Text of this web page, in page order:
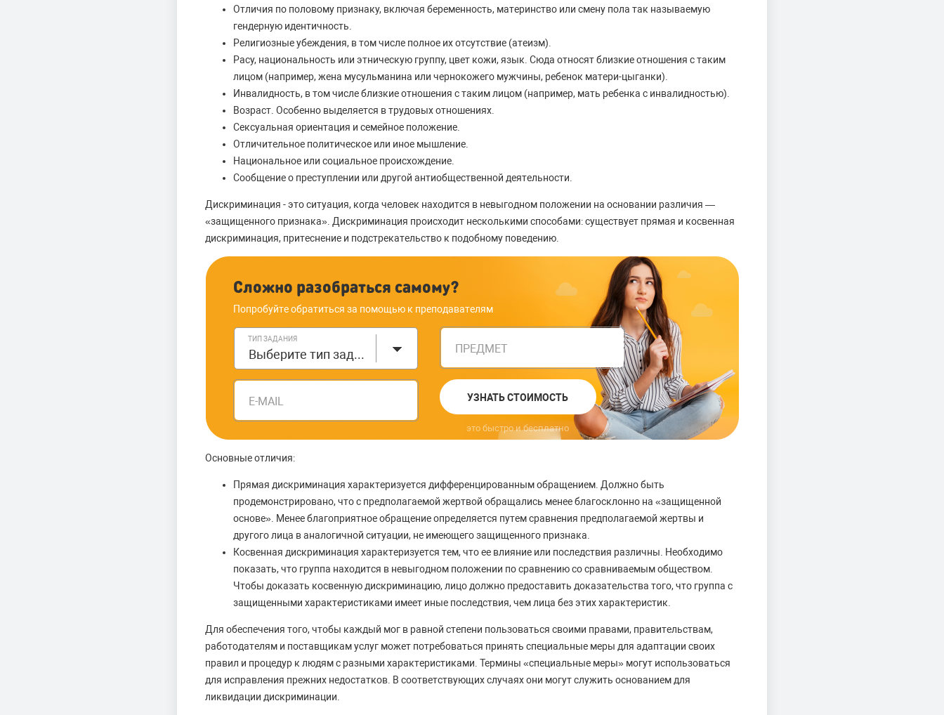
Отличия по половому признаку, включая беременность, материнство или смену пола так называемую
гендерную идентичность.
Религиозные убеждения, в том числе полное их отсутствие (атеизм).
Расу, национальность или этническую группу, цвет кожи, язык. Сюда относят близкие отношения с таким
лицом (например, жена мусульманина или чернокожего мужчины, ребенок матери-цыганки).
Инвалидность, в том числе близкие отношения с таким лицом (например, мать ребенка с инвалидностью).
Возраст. Особенно выделяется в трудовых отношениях.
Сексуальная ориентация и семейное положение.
Отличительное политическое или иное мышление.
Национальное или социальное происхождение.
Сообщение о преступлении или другой антиобщественной деятельности.
Дискриминация - это ситуация, когда человек находится в невыгодном положении на основании различия —
«защищенного признака». Дискриминация происходит несколькими способами: существует прямая и косвенная
дискриминация, притеснение и подстрекательство к подобному поведению.
Сложно разобраться самому?
Попробуйте обратиться за помощью к преподавателям
ТИП ЗАДАНИЯ
Выберите тип задания ПРЕДМЕТ
E-MAIL УЗНАТЬ СТОИМОСТЬ
это быстро и бесплатно
Основные отличия:
Прямая дискриминация характеризуется дифференцированным обращением. Должно быть
продемонстрировано, что с предполагаемой жертвой обращались менее благосклонно на «защищенной
основе». Менее благоприятное обращение определяется путем сравнения предполагаемой жертвы и
другого лица в аналогичной ситуации, не имеющего защищенного признака.
Косвенная дискриминация характеризуется тем, что ее влияние или последствия различны. Необходимо
показать, что группа находится в невыгодном положении по сравнению со сравниваемым обществом.
Чтобы доказать косвенную дискриминацию, лицо должно предоставить доказательства того, что группа с
защищенными характеристиками имеет иные последствия, чем лица без этих характеристик.
Для обеспечения того, чтобы каждый мог в равной степени пользоваться своими правами, правительствам,
работодателям и поставщикам услуг может потребоваться принять специальные меры для адаптации своих
правил и процедур к людям с разными характеристиками. Термины «специальные меры» могут использоваться
для исправления прежних недостатков. В соответствующих случаях они могут служить основанием для
ликвидации дискриминации.